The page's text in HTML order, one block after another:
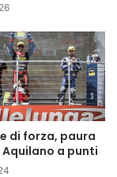
di forza, paura
a punti